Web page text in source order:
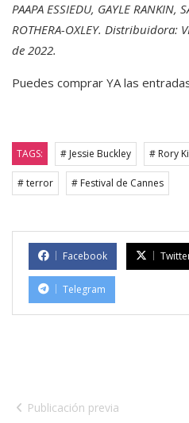
PAAPA ESSIEDU, GAYLE RANKIN,
ROTHERA-OXLEY. Distribuidora:
de 2022.
Puedes comprar YA las
TAGS: # Jessie Buckley # Rory
# terror # Festival de Cannes
Facebook
Telegram
Publicación previa